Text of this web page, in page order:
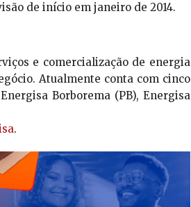
de início em janeiro de 2014.
e comercialização de energia
Atualmente conta com cinco
Borborema (PB), Energisa
.